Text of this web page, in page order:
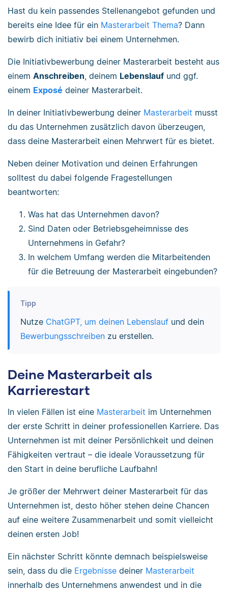
Hast du kein passendes Stellenangebot gefunden und
bereits eine Idee für ein Masterarbeit Thema? Dann
bewirb dich initiativ bei einem Unternehmen.
Die Initiativbewerbung deiner Masterarbeit besteht aus
einem Anschreiben , deinem Lebenslauf und ggf.
einem Exposé deiner Masterarbeit.
In deiner Initiativbewerbung deiner Masterarbeit musst
du das Unternehmen zusätzlich davon überzeugen,
dass deine Masterarbeit einen Mehrwert für es bietet.
Neben deiner Motivation und deinen Erfahrungen
solltest du dabei folgende Fragestellungen
beantworten:
Was hat das Unternehmen davon?
Sind Daten oder Betriebsgeheimnisse des
Unternehmens in Gefahr?
In welchem Umfang werden die Mitarbeitenden
für die Betreuung der Masterarbeit eingebunden?
Tipp
Nutze ChatGPT, um deinen Lebenslaufund dein
Bewerbungsschreibenzu erstellen.
Deine Masterarbeit als
Karrierestart
In vielen Fällen ist eine Masterarbeit im Unternehmen
der erste Schritt in deiner professionellen Karriere. Das
Unternehmen ist mit deiner Persönlichkeit und deinen
Fähigkeiten vertraut – die ideale Voraussetzung für
den Start in deine berufliche Laufbahn!
Je größer der Mehrwert deiner Masterarbeit für das
Unternehmen ist, desto höher stehen deine Chancen
auf eine weitere Zusammenarbeit und somit vielleicht
deinen ersten Job!
Ein nächster Schritt könnte demnach beispielsweise
sein, dass du die Ergebnisse deiner Masterarbeit
innerhalb des Unternehmens anwendest und in die